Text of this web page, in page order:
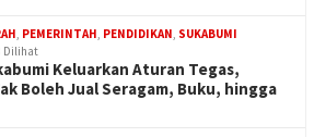
, PEMERINTAH, PENDIDIKAN, SUKABUMI
Dilihat
Keluarkan Aturan Tegas,
Boleh Jual Seragam, Buku, hingga